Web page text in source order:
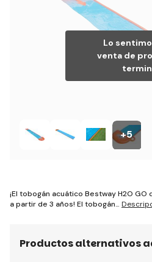
+5
Lo
venta de
¡El tobogán acuático Bestway H2O
a partir de 3 años! El tobogán…
Productos alternativos